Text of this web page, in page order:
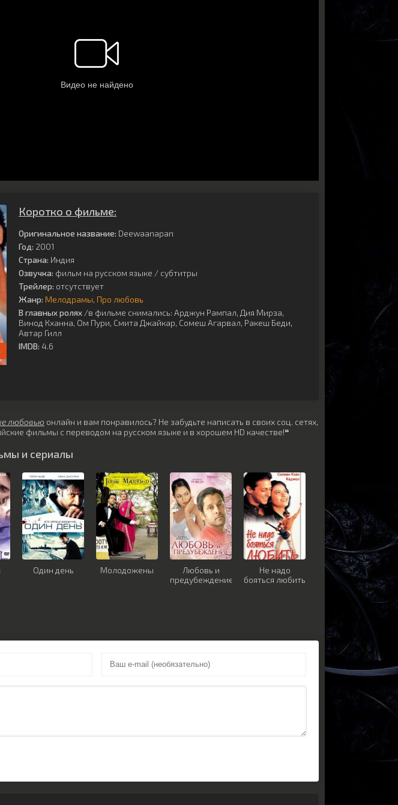
Коротко о фильме:
Оригинальное название: Deewaanapan
Год: 2001
Страна: Индия
Озвучка: фильм на русском языке / субтитры
Трейлер: отсутствует
Жанр: Мелодрамы Про любовь
В главных ролях /в фильме снимались: Арджун Рампал, Дия Мирза,
Винод Кханна, Ом Пури, Смита Джайкар, Сомеш Агарвал, Ракеш Беди,
Автар Гилл
IMDB: 4.6
любовью онлайн и вам понравилось? Не забудьте написать в своих соц. сетях,
фильмы с переводом на русском языке и в хорошем HD качестве!❝
и сериалы
Один день Молодожены
Любовь и
предубеждение
Не надо
бояться любить